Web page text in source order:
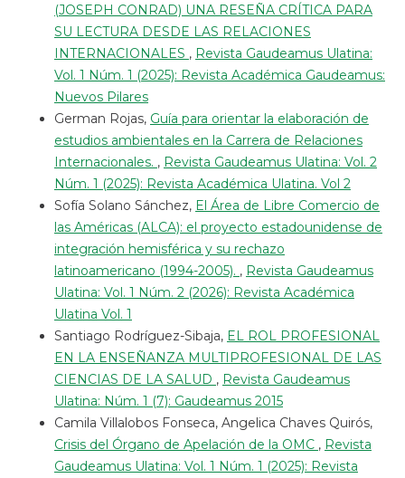
(JOSEPH CONRAD) UNA RESEÑA CRÍTICA PARA
SU LECTURA DESDE LAS RELACIONES
INTERNACIONALES , Revista Gaudeamus Ulatina:
Vol. 1 Núm. 1 (2025): Revista Académica Gaudeamus:
Nuevos Pilares
German Rojas, Guía para orientar la elaboración de
estudios ambientales en la Carrera de Relaciones
Internacionales. , Revista Gaudeamus Ulatina: Vol. 2
Núm. 1 (2025): Revista Académica Ulatina. Vol 2
Sofía Solano Sánchez, El Área de Libre Comercio de
las Américas (ALCA): el proyecto estadounidense de
integración hemisférica y su rechazo
latinoamericano (1994-2005). , Revista Gaudeamus
Ulatina: Vol. 1 Núm. 2 (2026): Revista Académica
Ulatina Vol. 1
Santiago Rodríguez-Sibaja, EL ROL PROFESIONAL
EN LA ENSEÑANZA MULTIPROFESIONAL DE LAS
CIENCIAS DE LA SALUD , Revista Gaudeamus
Ulatina: Núm. 1 (7): Gaudeamus 2015
Camila Villalobos Fonseca, Angelica Chaves Quirós,
Crisis del Órgano de Apelación de la OMC , Revista
Gaudeamus Ulatina: Vol. 1 Núm. 1 (2025): Revista